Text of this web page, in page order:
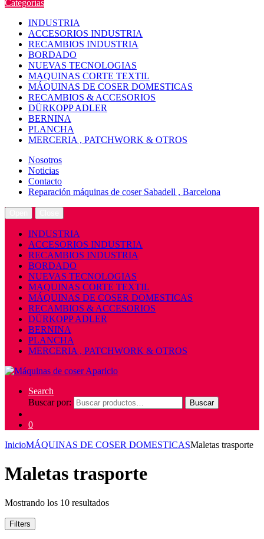
Categorías
INDUSTRIA
ACCESORIOS INDUSTRIA
RECAMBIOS INDUSTRIA
BORDADO
NUEVAS TECNOLOGIAS
MAQUINAS CORTE TEXTIL
MÁQUINAS DE COSER DOMESTICAS
RECAMBIOS & ACCESORIOS
DÜRKOPP ADLER
BERNINA
PLANCHA
MERCERIA , PATCHWORK & OTROS
Nosotros
Noticias
Contacto
Reparación máquinas de coser Sabadell , Barcelona
INDUSTRIA
ACCESORIOS INDUSTRIA
RECAMBIOS INDUSTRIA
BORDADO
NUEVAS TECNOLOGIAS
MAQUINAS CORTE TEXTIL
MÁQUINAS DE COSER DOMESTICAS
RECAMBIOS & ACCESORIOS
DÜRKOPP ADLER
BERNINA
PLANCHA
MERCERIA , PATCHWORK & OTROS
Search
Buscar por:
Buscar
0
InicioMÁQUINAS DE COSER DOMESTICASMaletas trasporte
Maletas trasporte
Mostrando los 10 resultados
Filters